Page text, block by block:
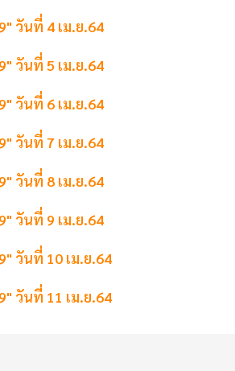
วันที่ 4 เม.ย.64
วันที่ 5 เม.ย.64
วันที่ 6 เม.ย.64
วันที่ 7 เม.ย.64
วันที่ 8 เม.ย.64
วันที่ 9 เม.ย.64
วันที่ 10 เม.ย.64
วันที่ 11 เม.ย.64